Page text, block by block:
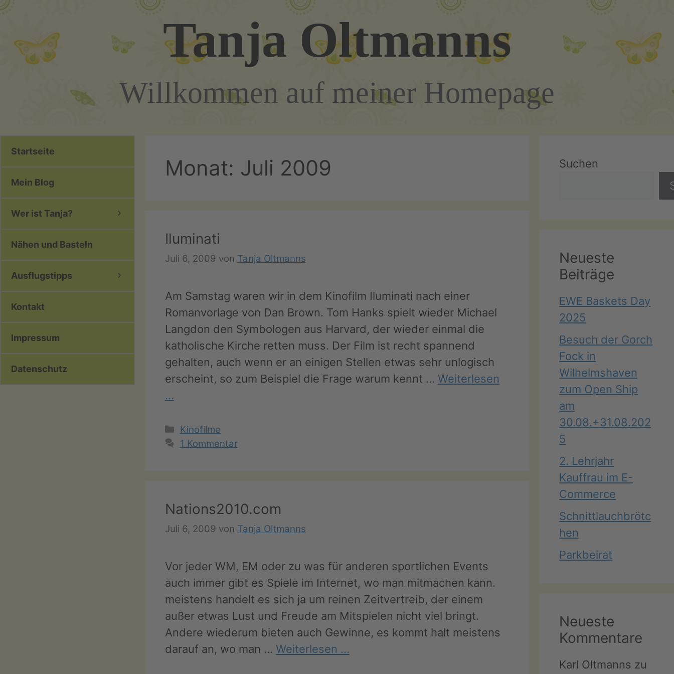
Zum
springen
Tanja Oltmanns
Willkommen auf meiner Homepage
Monat: Juli 2009
Iluminati
Juli 6, 2009 von Tanja Oltmanns
Am Samstag waren wir in dem Kinofilm Iluminati nach einer
Romanvorlage von Dan Brown. Tom Hanks spielt wieder Michael
Langdon den Symbologen aus Harvard, der wieder einmal die
katholische Kirche retten muss. Der Film ist recht spannend
gehalten, auch wenn er an einigen Stellen etwas sehr unlogisch
erscheint, so zum Beispiel die Frage warum kennt … Weiterlesen
…
Kategorien
Kinofilme
1 Kommentar
Nations2010.com
Juli 6, 2009 von Tanja Oltmanns
Vor jeder WM, EM oder zu was für anderen sportlichen Events
auch immer gibt es Spiele im Internet, wo man mitmachen kann.
meistens handelt es sich ja um reinen Zeitvertreib, der einem
außer etwas Lust und Freude am Mitspielen nicht viel bringt.
Andere wiederum bieten auch Gewinne, es kommt halt meistens
darauf an, wo man … Weiterlesen …
Startseite
Mein Blog
Wer ist Tanja?
Nähen und Basteln
Ausflugstipps
Kontakt
Impressum
Datenschutz
Suchen
Neueste
Beiträge
EWE Baskets Day
2025
Besuch der Gorch
Fock in
Wilhelmshaven
zum Open Ship
am
30.08.+31.08.202
5
2. Lehrjahr
Kauffrau im E-
Commerce
Schnittlauchbrötc
hen
Parkbeirat
Neueste
Kommentare
Karl Oltmanns zu